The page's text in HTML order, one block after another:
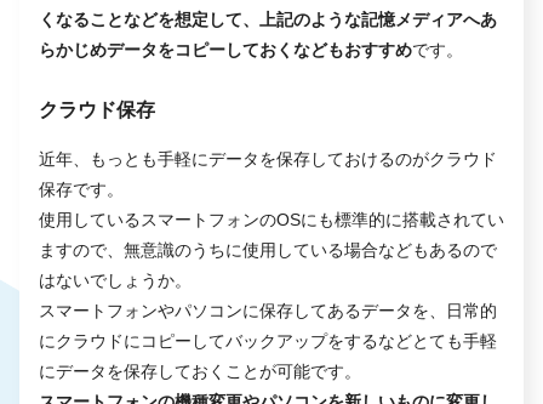
くなることなどを想定して、上記のような記憶メディアへあ
らかじめデータをコピーしておくなどもおすすめです。
クラウド保存
近年、もっとも手軽にデータを保存しておけるのがクラウド
保存です。
使用しているスマートフォンのOSにも標準的に搭載されてい
ますので、無意識のうちに使用している場合などもあるので
はないでしょうか。
スマートフォンやパソコンに保存してあるデータを、日常的
にクラウドにコピーしてバックアップをするなどとても手軽
にデータを保存しておくことが可能です。